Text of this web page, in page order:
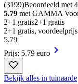
(3199)Beoordeeld met
5.79 met GAMMA
2+1 gratis2+1 gratis
2+1 gratis,
5.79
Prijs: 5.79 euro
Bekijk alles in tuinaarde